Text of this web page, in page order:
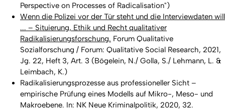
Perspective on Processes of Radicalisation")
Wenn die Polizei vor der Tür steht und die Interviewdaten will
... – Situierung, Ethik und Recht qualitativer
Radikalisierungsforschung. Forum Qualitative
Sozialforschung / Forum: Qualitative Social Research, 2021,
Jg. 22, Heft 3, Art. 3 (Bögelein, N./ Golla, S./ Lehmann, L. &
Leimbach, K.)
Radikalisierungsprozesse aus professioneller Sicht –
empirische Prüfung eines Modells auf Mikro-, Meso- und
Makroebene. In: NK Neue Kriminalpolitik, 2020, 32.